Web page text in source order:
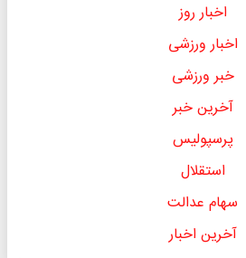
اخبار روز
اخبار ورزشی
خبر ورزشی
آخرین خبر
پرسپولیس
استقلال
سهام عدالت
آخرین اخبار